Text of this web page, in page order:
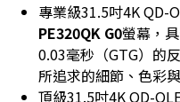
專業級31.5吋4K QD-
PE320QK G0螢幕，
0.03毫秒（GTG）的
所追求的細節、色彩
頂級31.5吋4K QD-